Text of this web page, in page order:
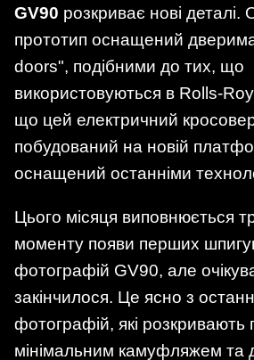
GV90 розкриває нові деталі.
прототип оснащений
doors", подібними до тих, що
використовуються в Rolls-
що цей електричний
побудований на новій
оснащений останніми
Цього місяця виповнюється
моменту появи перших
фотографій GV90, але
закінчилося. Це ясно з
фотографій, які розкривають
мінімальним камуфляжем та